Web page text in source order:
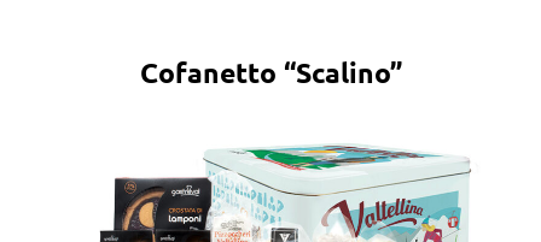
Cofanetto “Scalino”